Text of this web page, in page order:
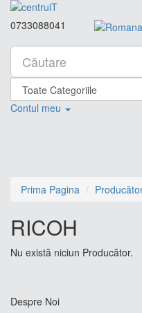
0733088041
Contul meu
Prima Pagina
RICOH
Nu există niciun Producător.
Despre Noi